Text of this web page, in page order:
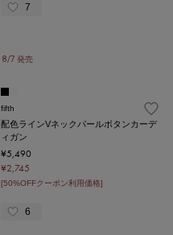
7
8/7 発売
fifth
配色ラインVネックパールボタンカーデ
ィガン
¥5,490
¥2,745
[50%OFFクーポン利用価格]
6